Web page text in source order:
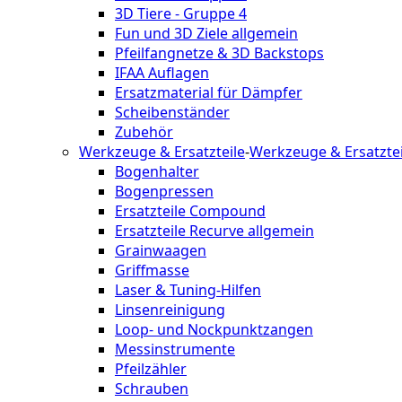
3D Tiere - Gruppe 4
Fun und 3D Ziele allgemein
Pfeilfangnetze & 3D Backstops
IFAA Auflagen
Ersatzmaterial für Dämpfer
Scheibenständer
Zubehör
Werkzeuge & Ersatzteile-Werkzeuge &
Bogenhalter
Bogenpressen
Ersatzteile Compound
Ersatzteile Recurve allgemein
Grainwaagen
Griffmasse
Laser & Tuning-Hilfen
Linsenreinigung
Loop- und Nockpunktzangen
Messinstrumente
Pfeilzähler
Schrauben